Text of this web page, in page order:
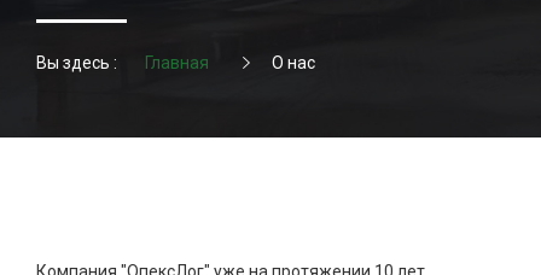
Вы здесь : Главная О нас